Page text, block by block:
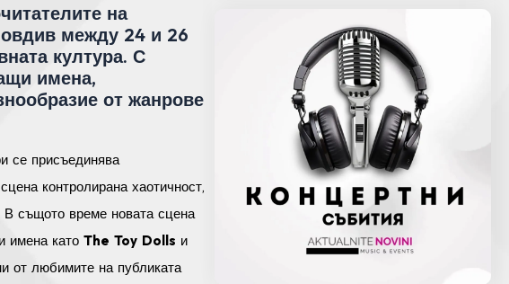
на
между 24 и 26
култура. С
имена,
от жанрове
се присъединява
контролирана хаотичност,
В същото време новата сцена
имена като The Toy Dolls и
от любимите на публиката